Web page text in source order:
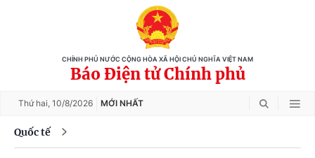
CHÍNH PHỦ NƯỚC CỘNG HÒA XÃ HỘI CHỦ NGHĨA VIỆT NAM
Báo Điện tử Chính phủ
Thứ hai, 10/8/2026 MỚI NHẤT
Quốc tế